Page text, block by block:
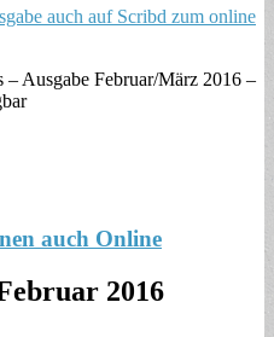
– Ausgabe Februar/März 2016 –
auch Online
2016